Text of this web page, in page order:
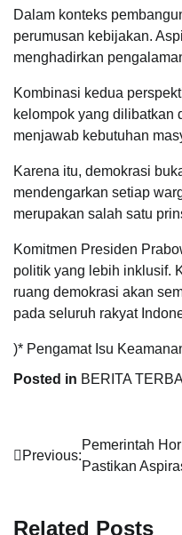
Dalam konteks
perumusan kebijakan.
menghadirkan
Kombinasi kedua
kelompok yang dilibatkan
menjawab kebutuhan
Karena itu, demokrasi
mendengarkan setiap
merupakan salah satu
Komitmen Presiden
politik yang lebih inklusif.
ruang demokrasi akan
pada seluruh rakyat
)* Pengamat Isu
Posted in BERITA
Navigasi
Previous:
Pemerintah
Pastikan
Related Posts